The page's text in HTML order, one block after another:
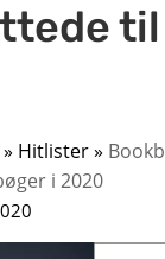
til
Hitlister»
i 2020